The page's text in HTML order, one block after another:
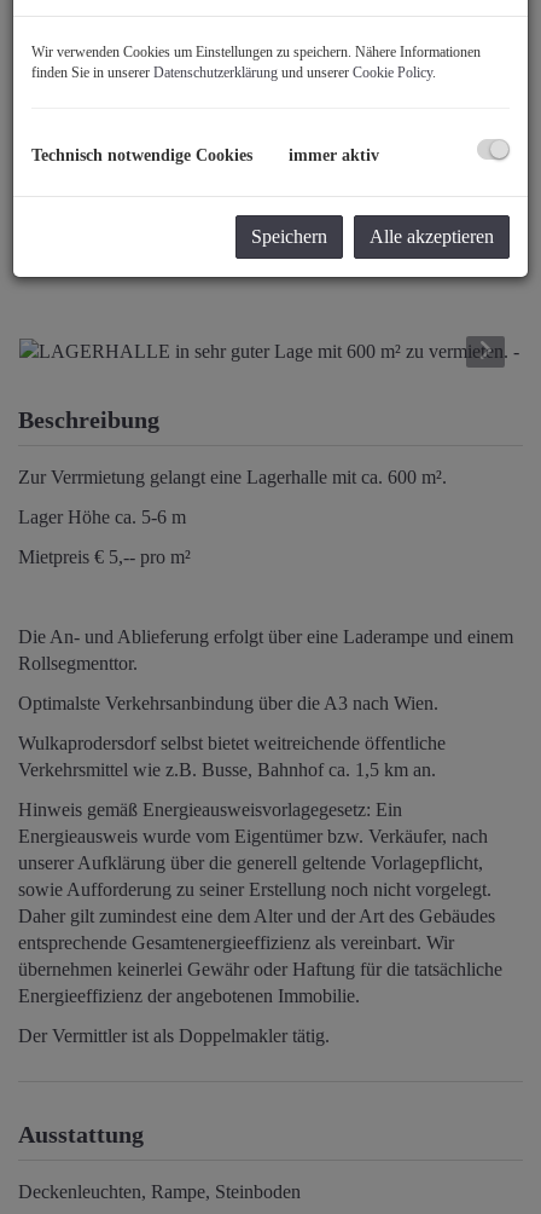
Beschreibung
Zur Verrmietung gelangt eine Lagerhalle mit ca. 600 m².
Lager Höhe ca. 5-6 m
Mietpreis € 5,-- pro m²
Die An- und Ablieferung erfolgt über eine Laderampe und einem
Rollsegmenttor.
Optimalste Verkehrsanbindung über die A3 nach Wien.
Wulkaprodersdorf selbst bietet weitreichende öffentliche
Verkehrsmittel wie z.B. Busse, Bahnhof ca. 1,5 km an.
Hinweis gemäß Energieausweisvorlagegesetz: Ein
Energieausweis wurde vom Eigentümer bzw. Verkäufer, nach
unserer Aufklärung über die generell geltende Vorlagepflicht,
sowie Aufforderung zu seiner Erstellung noch nicht vorgelegt.
Daher gilt zumindest eine dem Alter und der Art des Gebäudes
entsprechende Gesamtenergieeffizienz als vereinbart. Wir
übernehmen keinerlei Gewähr oder Haftung für die tatsächliche
Energieeffizienz der angebotenen Immobilie.
Der Vermittler ist als Doppelmakler tätig.
Ausstattung
Deckenleuchten Rampe Steinboden
Wir verwenden Cookies um Einstellungen zu speichern. Nähere Informationen
finden Sie in unserer Datenschutzerklärung und unserer Cookie Policy.
Technisch notwendige Cookies immer aktiv
Speichern Alle akzeptieren